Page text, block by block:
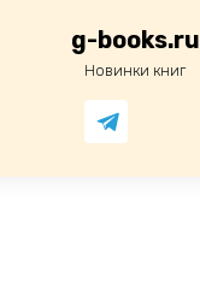
g-books.ru
Новинки книг